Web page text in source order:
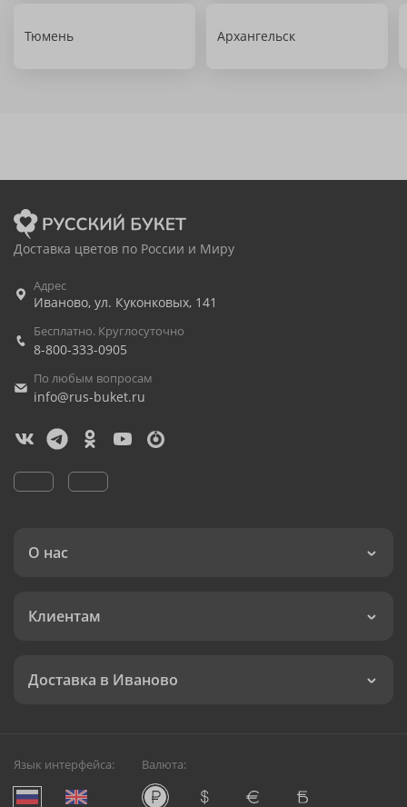
Тюмень Архангельск
Доставка цветов по России и Миру
Адрес
Иваново, ул. Куконковых, 141
Бесплатно. Круглосуточно
8-800-333-0905
По любым вопросам
info@rus-buket.ru
О нас
Клиентам
Доставка в Иваново
Язык интерфейса: Валюта: